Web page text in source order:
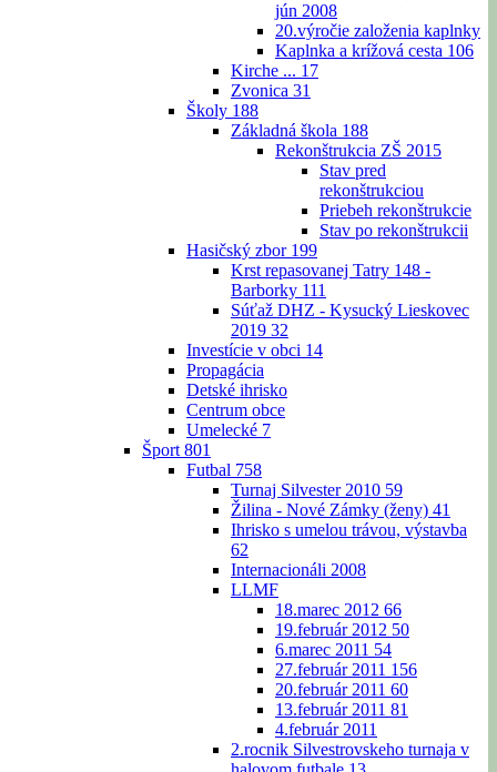
jún 2008
20.výročie založenia kaplnky
Kaplnka a krížová cesta 106
Kirche ... 17
Zvonica 31
Školy 188
Základná škola 188
Rekonštrukcia ZŠ 2015
Stav pred
rekonštrukciou
Priebeh rekonštrukcie
Stav po rekonštrukcii
Hasičský zbor 199
Krst repasovanej Tatry 148 -
Barborky 111
Súťaž DHZ - Kysucký Lieskovec
2019 32
Investície v obci 14
Propagácia
Detské ihrisko
Centrum obce
Umelecké 7
Šport 801
Futbal 758
Turnaj Silvester 2010 59
Žilina - Nové Zámky (ženy) 41
Ihrisko s umelou trávou, výstavba
62
Internacionáli 2008
LLMF
18.marec 2012 66
19.február 2012 50
6.marec 2011 54
27.február 2011 156
20.február 2011 60
13.február 2011 81
4.február 2011
2.rocnik Silvestrovskeho turnaja v